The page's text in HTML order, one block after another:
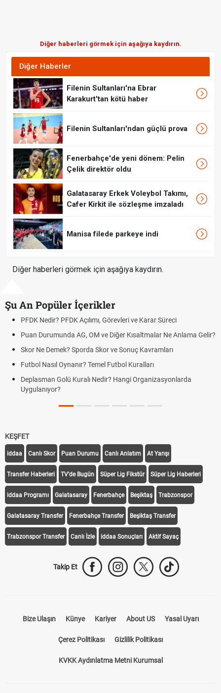
Diğer haberleri görmek için aşağıya kaydırın.
Diğer Haberler
Filenin Sultanları'na Ebrar
Karakurt'tan kötü haber
Filenin Sultanları'ndan güçlü prova
Fenerbahçe'de yeni dönem: Pelin
Çelik direktör oldu
Galatasaray Erkek Voleybol Takımı,
Cafer Kirkit ile sözleşme imzaladı
Manisa filede parkeye indi
Diğer haberleri görmek için aşağıya kaydırın.
Şu An Popüler İçerikler
PFDK Açılımı, Görevleri ve Karar Süreci
AG, OM ve Diğer Kısaltmalar Ne Anlama Gelir?
Demek? Sporda Skor ve Sonuç Kavramları
Oynanır? Temel Futbol Kuralları
Golü Kuralı Nedir? Hangi Organizasyonlarda
BJK)
KEŞFET
iddaa Canlı Skor Puan Durumu Canlı Anlatım At Yarışı
Transfer Haberleri TV'de Bugün Süper Lig Fikstür Süper Lig Haberleri
iddaa Programı Galatasaray Fenerbahçe Beşiktaş Trabzonspor
Galatasaray Transfer Fenerbahçe Transfer Beşiktaş Transfer
Canlı İzle iddaa Sonuçları Aktif Sayaç
Künye Kariyer About US
Çerez Politikası Gizlilik Politikası